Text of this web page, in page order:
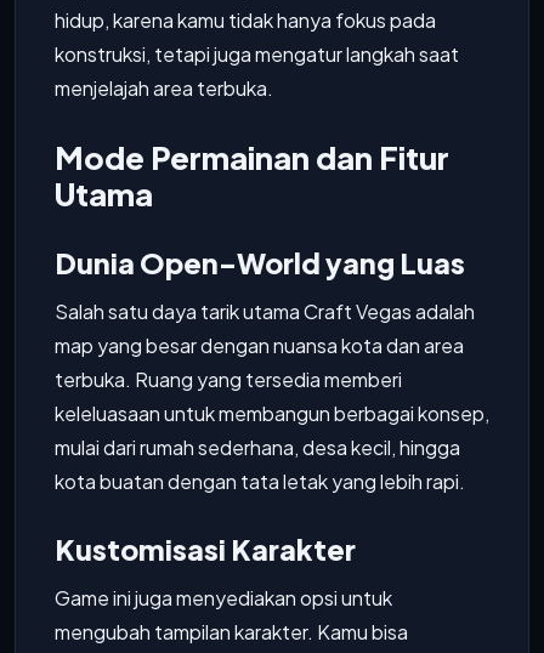
hidup, karena kamu tidak hanya fokus pada
konstruksi, tetapi juga mengatur langkah saat
menjelajah area terbuka.
Mode Permainan dan Fitur
Utama
Dunia Open-World yang Luas
Salah satu daya tarik utama Craft Vegas adalah
map yang besar dengan nuansa kota dan area
terbuka. Ruang yang tersedia memberi
keleluasaan untuk membangun berbagai konsep,
mulai dari rumah sederhana, desa kecil, hingga
kota buatan dengan tata letak yang lebih rapi.
Kustomisasi Karakter
Game ini juga menyediakan opsi untuk
mengubah tampilan karakter. Kamu bisa